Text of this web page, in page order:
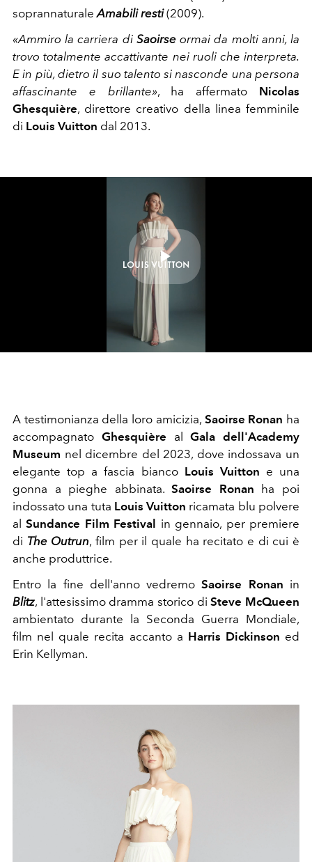
soprannaturaleAmabili resti (2009).
«Ammiro la carriera di Saoirseormai da molti anni, la
trovo totalmente accattivante nei ruoli che interpreta.
E in più, dietro il suo talento si nasconde una persona
affascinante e brillante», ha affermato Nicolas
Ghesquière, direttore creativo della linea femminile
di Louis Vuitton dal 2013.
Play
Video
A testimonianza della loro amicizia, Saoirse Ronan ha
accompagnato Ghesquière alGala dell'Academy
Museum nel dicembre del 2023, dove indossava un
elegante top a fascia bianco Louis Vuitton e una
gonna a pieghe abbinata.Saoirse Ronan ha poi
indossato una tuta Louis Vuitton ricamata blu polvere
alSundance Film Festival
in gennaio, per premiere
di The Outrun, film per il quale ha recitato e di cui è
anche produttrice.
Entro la fine dell'anno vedremoSaoirse Ronan in
Blitz, l'attesissimo dramma storico diSteve McQueen
ambientato durante la Seconda Guerra Mondiale,
film nel quale recita accanto a Harris Dickinson ed
Erin Kellyman.